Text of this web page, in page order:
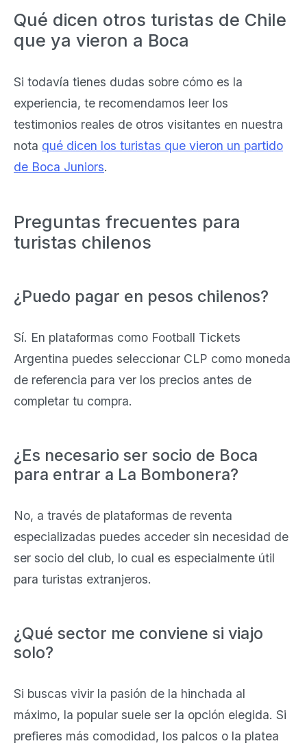
Qué dicen otros turistas de Chile
que ya vieron a Boca
Si todavía tienes dudas sobre cómo es la
experiencia, te recomendamos leer los
testimonios reales de otros visitantes en nuestra
nota qué dicen los turistas que vieron un partido
de Boca Juniors.
Preguntas frecuentes para
turistas chilenos
¿Puedo pagar en pesos chilenos?
Sí. En plataformas como Football Tickets
Argentina puedes seleccionar CLP como moneda
de referencia para ver los precios antes de
completar tu compra.
¿Es necesario ser socio de Boca
para entrar a La Bombonera?
No, a través de plataformas de reventa
especializadas puedes acceder sin necesidad de
ser socio del club, lo cual es especialmente útil
para turistas extranjeros.
¿Qué sector me conviene si viajo
solo?
Si buscas vivir la pasión de la hinchada al
máximo, la popular suele ser la opción elegida. Si
prefieres más comodidad, los palcos o la platea